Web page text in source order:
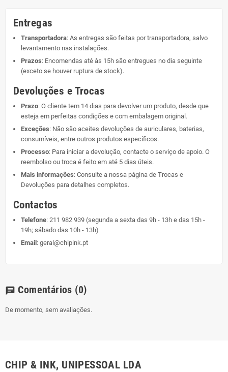
Entregas
Transportadora: As entregas são feitas por transportadora, salvo
levantamento nas instalações.
Prazos: Encomendas até às 15h são entregues no dia seguinte
(exceto se houver ruptura de stock).
Devoluções e Trocas
Prazo: O cliente tem 14 dias para devolver um produto, desde que
esteja em perfeitas condições e com embalagem original.
Exceções: Não são aceites devoluções de auriculares, baterias,
consumíveis, entre outros produtos específicos.
Processo: Para iniciar a devolução, contacte o serviço de apoio. O
reembolso ou troca é feito em até 5 dias úteis.
Mais informações: Consulte a nossa página de Trocas e
Devoluções para detalhes completos.
Contactos
Telefone: 211 982 939 (segunda a sexta das 9h - 13h e das 15h -
19h; sábado das 10h - 13h)
Email : geral@chipink.pt
chat Comentários (0)
De momento, sem avaliações.
CHIP & INK, UNIPESSOAL LDA